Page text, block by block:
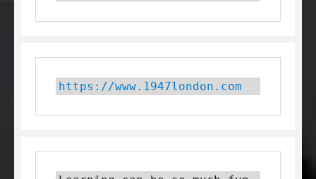
https://www.1947london.com